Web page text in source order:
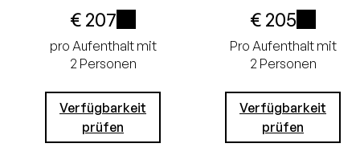
€ 207
i
Garantiert
der
niedrigste
Preis
Gratis
pro Aufenthalt mit
2 Personen
Verfügbarkeit
prüfen
€ 205
i
Garantiert
der
niedrigste
Preis
Pro Aufenthalt mit
2 Personen
Verfügbarkeit
prüfen